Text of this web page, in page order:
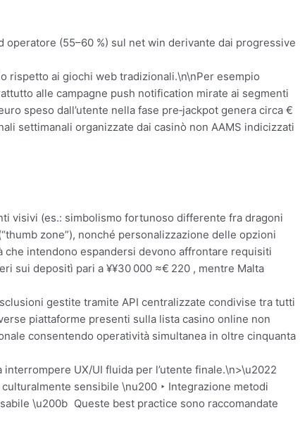
(55–60 %) sul net win derivante dai progressive
rispetto ai giochi web tradizionali.\n\nPer esempio
alle campagne push notification mirate ai segmenti
speso dall’utente nella fase pre‐jackpot genera circa €​
settimanali organizzate dai casinò non AAMS indicizzati
visivi (es.: simbolismo fortunoso differente fra dragoni
zone”), nonché personalizzazione delle opzioni
che intendono espandersi devono affrontare requisiti
sui deposit​​ì pari a ¥¥30 000 ≈€ 220 , mentre Malta
gestite tramite API centralizzate condivise tra tutti
piattaforme presenti sulla lista casino online non
consentendo operatività simultanea in oltre cinquanta
UX/UI fluida per l’utente finale.\n>\u2022
sensibile \nu200 ‣ Integrazione metodi
\u200b Queste best practice sono raccomandate